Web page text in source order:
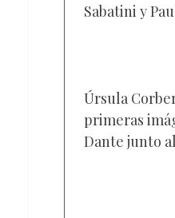
Sabatini y
Úrsula
primeras
Dante junto